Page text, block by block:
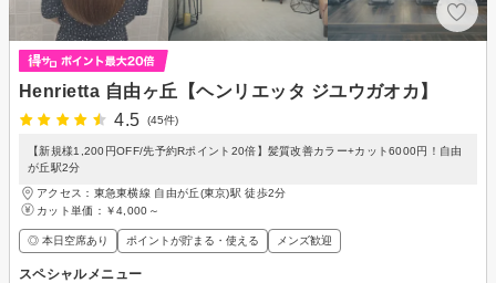
Henrietta 自由ヶ丘【ヘンリエッタ ジユウガオカ】
4.5
(45件)
【新規様1,200円OFF/先予約Rポイント20倍】髪質改善カラー+カット6000円！自由
が丘駅2分
アクセス：東急東横線 自由が丘(東京)駅 徒歩2分
カット単価： ￥4,000～
◎ 本日空席あり ポイントが貯まる・使える メンズ歓迎
スペシャルメニュー